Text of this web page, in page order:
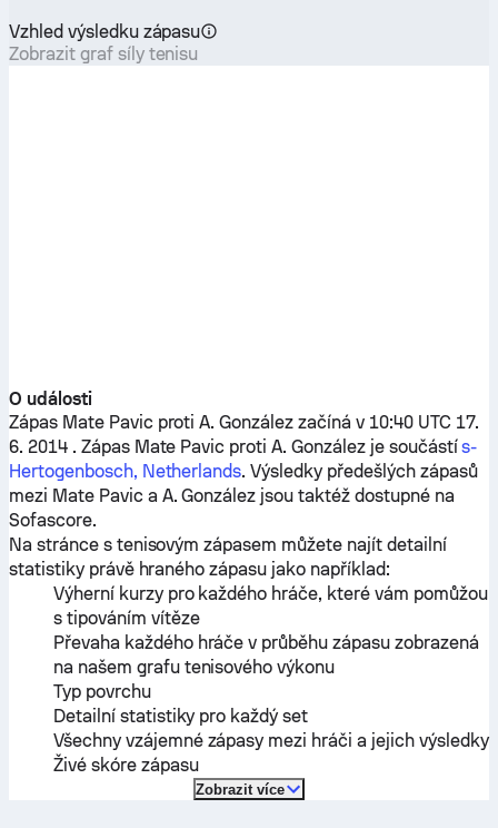
Vzhled výsledku zápasu
Zobrazit graf síly tenisu
O události
Zápas Mate PavicprotiA. González začíná v 10:40 UTC 17.
6. 2014 . Zápas Mate Pavic protiA. Gonzálezje součástís-
Hertogenbosch, Netherlands. Výsledky předešlých zápasů
mezi Mate Pavica A. González jsou taktéž dostupné na
Sofascore.
Na stránce s tenisovým zápasem můžete najít detailní
statistiky právě hraného zápasu jako například:
Výherní kurzy pro každého hráče, které vám pomůžou
s tipováním vítěze
Převaha každého hráče v průběhu zápasu zobrazená
na našem grafu tenisového výkonu
Typ povrchu
Detailní statistiky pro každý set
Všechny vzájemné zápasy mezi hráči a jejich výsledky
Živé skóre zápasu
Zobrazit více